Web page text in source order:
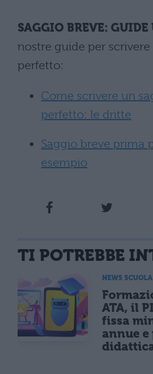
SAGGIO BREVE:
nostre guide per
perfetto:
Come scrivere un
perfetto: le dritte
Saggio breve prima
esempio
TI POTREBBE
NEWS SCUOLA
ATA, il
fissa
annue